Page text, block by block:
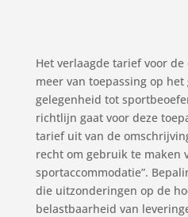
Het verlaagde tarief voor
meer van toepassing op het
gelegenheid tot
richtlijn gaat voor deze
tarief uit van de
recht om gebruik te maken
sportaccommodatie”.
die uitzonderingen op de
belastbaarheid van